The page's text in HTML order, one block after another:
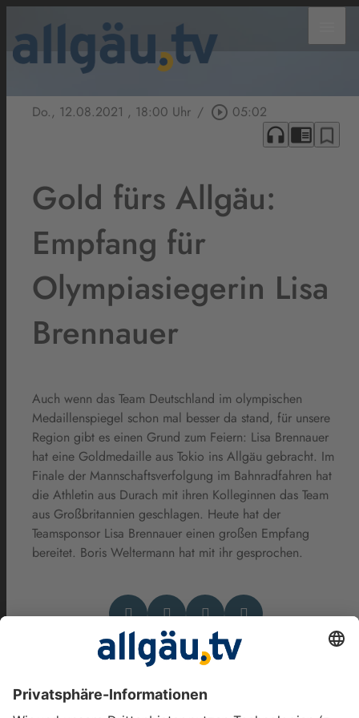
Do., 12.08.2021 , 18:00 Uhr / play_circle_outline 05:02
headphones chrome_reader_mode bookmark_border
Gold fürs Allgäu:
Empfang für
Olympiasiegerin Lisa
Brennauer
Auch wenn das Team Deutschland im olympischen
Medaillenspiegel schon mal besser da stand, für unsere
Region gibt es einen Grund zum Feiern: Lisa Brennauer
hat eine Goldmedaille aus Tokio ins Allgäu gebracht. Im
Finale der Mannschaftsverfolgung im Bahnradfahren hat
die Athletin aus Durach mit ihren Kolleginnen das Team
aus Großbritannien geschlagen. Heute hat der
Teamsponsor Lisa Brennauer einen großen Empfang
bereitet. Boris Weltermann hat mit ihr gesprochen.
Das könnte Dich auch